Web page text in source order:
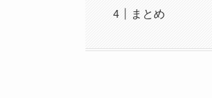
まとめ